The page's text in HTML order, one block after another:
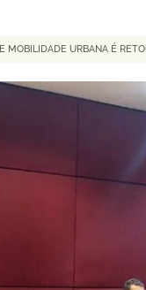
MOBILIDADE URBANA É